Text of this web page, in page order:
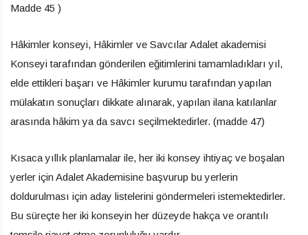
Madde 45 )
Hâkimler konseyi, Hâkimler ve Savcılar Adalet akademisi
Konseyi tarafından gönderilen eğitimlerini tamamladıkları yıl,
elde ettikleri başarı ve Hâkimler kurumu tarafından yapılan
mülakatın sonuçları dikkate alınarak, yapılan ilana katılanlar
arasında hâkim ya da savcı seçilmektedirler. (madde 47)
Kısaca yıllık planlamalar ile, her iki konsey ihtiyaç ve boşalan
yerler için Adalet Akademisine başvurup bu yerlerin
doldurulması için aday listelerini göndermeleri istemektedirler.
Bu süreçte her iki konseyin her düzeyde hakça ve orantılı